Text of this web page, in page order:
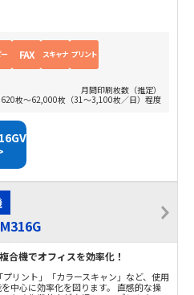
FAX スキャナ プリント
月間印刷枚数（推定）
620枚～62,000枚（31～3,100枚／日）程度
合機でオフィスを効率化！
プリント」「カラースキャン」など、使用
中心に効率化を図ります。 直感的な操